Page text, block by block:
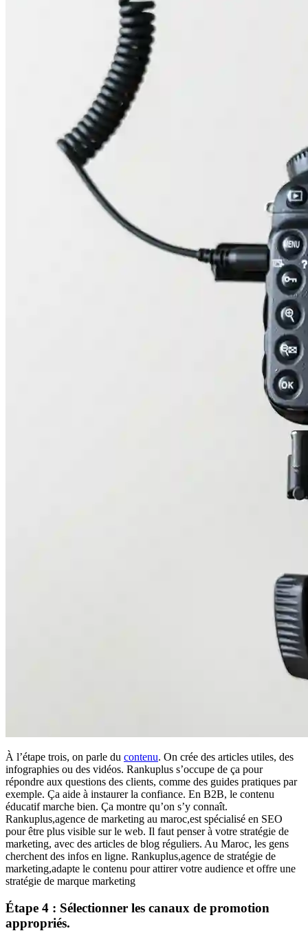
À l’étape trois, on parle du contenu. On crée des articles utiles, des
infographies ou des vidéos. Rankuplus s’occupe de ça pour
répondre aux questions des clients, comme des guides pratiques par
exemple. Ça aide à instaurer la confiance. En B2B, le contenu
éducatif marche bien. Ça montre qu’on s’y connaît.
Rankuplus,agence de marketing au maroc,est spécialisé en SEO
pour être plus visible sur le web. Il faut penser à votre stratégie de
marketing, avec des articles de blog réguliers. Au Maroc, les gens
cherchent des infos en ligne. Rankuplus,agence de stratégie de
marketing,adapte le contenu pour attirer votre audience et offre une
stratégie de marque marketing
Étape 4 : Sélectionner les canaux de promotion
appropriés.